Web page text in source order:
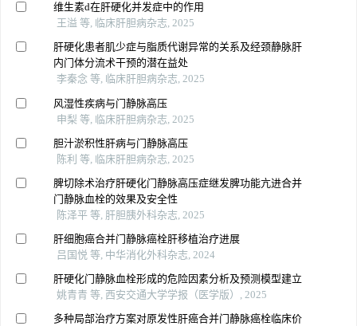
维生素d在肝硬化并发症中的作用
王溢 等, 临床肝胆病杂志, 2025
肝硬化患者肌少症与脂质代谢异常的关系及经颈静脉肝
内门体分流术干预的潜在益处
李秦念 等, 临床肝胆病杂志, 2025
风湿性疾病与门静脉高压
申梨 等, 临床肝胆病杂志, 2025
胆汁淤积性肝病与门静脉高压
陈利 等, 临床肝胆病杂志, 2025
脾切除术治疗肝硬化门静脉高压症继发脾功能亢进合并
门静脉血栓的效果及安全性
陈泽平 等, 肝胆胰外科杂志, 2025
肝细胞癌合并门静脉癌栓肝移植治疗进展
吕国悦 等, 中华消化外科杂志, 2024
肝硬化门静脉血栓形成的危险因素分析及预测模型建立
姚青青 等, 西安交通大学学报（医学版）, 2025
多种局部治疗方案对原发性肝癌合并门静脉癌栓临床价